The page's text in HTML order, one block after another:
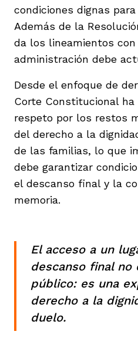
condiciones dignas
Además de la
da los lineamientos
administración debe
Desde el enfoque de
Corte Constitucional
respeto por los restos
del derecho a la
de las familias, lo que
debe garantizar
el descanso final y la
memoria.
El acceso a un
descanso final no
público: es una
derecho a la
duelo.